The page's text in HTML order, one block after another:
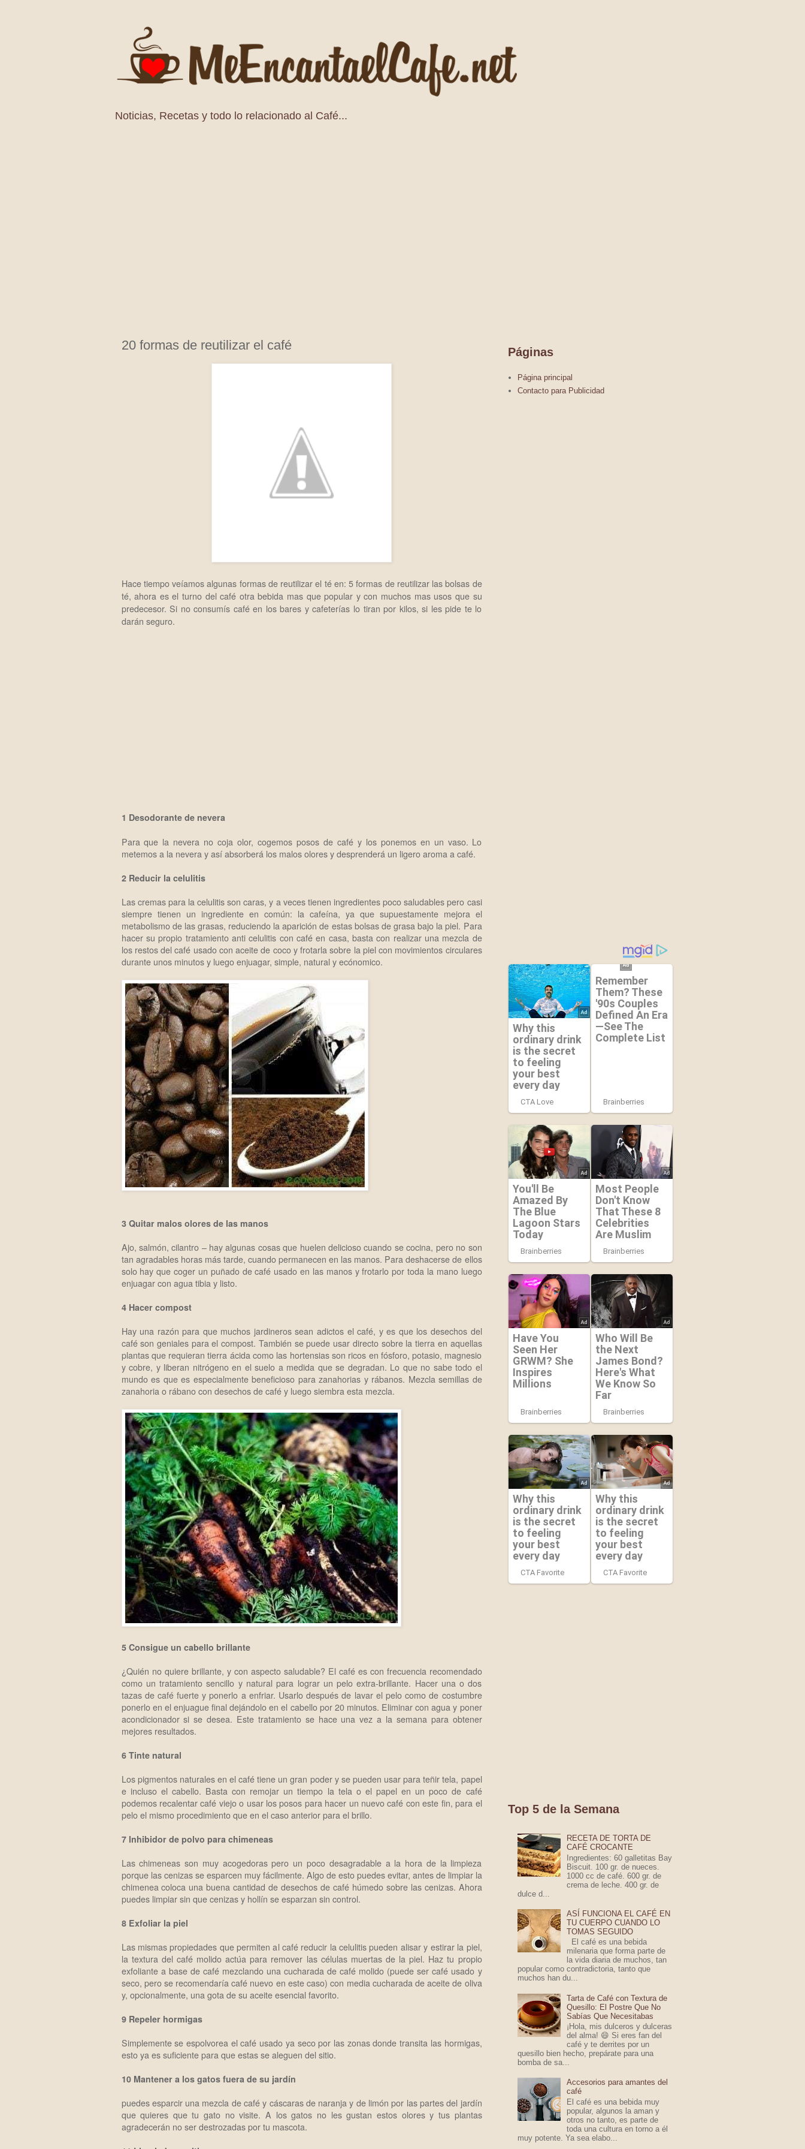
Noticias, Recetas y todo lo relacionado al Café...
20 formas de reutilizar el café
Hace tiempo veíamos algunas formas de reutilizar el té en: 5 formas de reutilizar las bolsas de
té, ahora es el turno del café otra bebida mas que popular y con muchos mas usos que su
predecesor. Si no consumís café en los bares y cafeterías lo tiran por kilos, si les pide te lo
darán seguro.
1 Desodorante de nevera
Para que la nevera no coja olor, cogemos posos de café y los ponemos en un vaso. Lo
metemos a la nevera y así absorberá los malos olores y desprenderá un ligero aroma a café.
2 Reducir la celulitis
Las cremas para la celulitis son caras, y a veces tienen ingredientes poco saludables pero casi
siempre tienen un ingrediente en común: la cafeína, ya que supuestamente mejora el
metabolismo de las grasas, reduciendo la aparición de estas bolsas de grasa bajo la piel. Para
hacer su propio tratamiento anti celulitis con café en casa, basta con realizar una mezcla de
los restos del café usado con aceite de coco y frotarla sobre la piel con movimientos circulares
durante unos minutos y luego enjuagar, simple, natural y ecónomico.
3 Quitar malos olores de las manos
Ajo, salmón, cilantro – hay algunas cosas que huelen delicioso cuando se cocina, pero no son
tan agradables horas más tarde, cuando permanecen en las manos. Para deshacerse de ellos
solo hay que coger un puñado de café usado en las manos y frotarlo por toda la mano luego
enjuagar con agua tibia y listo.
4 Hacer compost
Hay una razón para que muchos jardineros sean adictos el café, y es que los desechos del
café son geniales para el compost. También se puede usar directo sobre la tierra en aquellas
plantas que requieran tierra ácida como las hortensias son ricos en fósforo, potasio, magnesio
y cobre, y liberan nitrógeno en el suelo a medida que se degradan. Lo que no sabe todo el
mundo es que es especialmente beneficioso para zanahorias y rábanos. Mezcla semillas de
zanahoria o rábano con desechos de café y luego siembra esta mezcla.
5 Consigue un cabello brillante
¿Quién no quiere brillante, y con aspecto saludable? El café es con frecuencia recomendado
como un tratamiento sencillo y natural para lograr un pelo extra-brillante. Hacer una o dos
tazas de café fuerte y ponerlo a enfriar. Usarlo después de lavar el pelo como de costumbre
ponerlo en el enjuague final dejándolo en el cabello por 20 minutos. Eliminar con agua y poner
acondicionador si se desea. Este tratamiento se hace una vez a la semana para obtener
mejores resultados.
6 Tinte natural
Los pigmentos naturales en el café tiene un gran poder y se pueden usar para teñir tela, papel
e incluso el cabello. Basta con remojar un tiempo la tela o el papel en un poco de café
podemos recalentar café viejo o usar los posos para hacer un nuevo café con este fin, para el
pelo el mismo procedimiento que en el caso anterior para el brillo.
7 Inhibidor de polvo para chimeneas
Las chimeneas son muy acogedoras pero un poco desagradable a la hora de la limpieza
porque las cenizas se esparcen muy fácilmente. Algo de esto puedes evitar, antes de limpiar la
chimenea coloca una buena cantidad de desechos de café húmedo sobre las cenizas. Ahora
puedes limpiar sin que cenizas y hollín se esparzan sin control.
8 Exfoliar la piel
Las mismas propiedades que permiten al café reducir la celulitis pueden alisar y estirar la piel,
la textura del café molido actúa para remover las células muertas de la piel. Haz tu propio
exfoliante a base de café mezclando una cucharada de café molido (puede ser café usado y
seco, pero se recomendaría café nuevo en este caso) con media cucharada de aceite de oliva
y, opcionalmente, una gota de su aceite esencial favorito.
9 Repeler hormigas
Simplemente se espolvorea el café usado ya seco por las zonas donde transita las hormigas,
esto ya es suficiente para que estas se aleguen del sitio.
10 Mantener a los gatos fuera de su jardín
puedes esparcir una mezcla de café y cáscaras de naranja y de limón por las partes del jardín
que quieres que tu gato no visite. A los gatos no les gustan estos olores y tus plantas
agradecerán no ser destrozadas por tu mascota.
Páginas
Página principal
Contacto para Publicidad
Top 5 de la Semana
RECETA DE TORTA DE
CAFÉ CROCANTE
Ingredientes: 60 galletitas Bay
Biscuit. 100 gr. de nueces.
1000 cc de café. 600 gr. de
crema de leche. 400 gr. de
dulce d...
ASÍ FUNCIONA EL CAFÉ EN
TU CUERPO CUANDO LO
TOMAS SEGUIDO
El café es una bebida
milenaria que forma parte de
la vida diaria de muchos, tan
popular como contradictoria, tanto que
muchos han du...
Tarta de Café con Textura de
Quesillo: El Postre Que No
Sabías Que Necesitabas
¡Hola, mis dulceros y dulceras
del alma! 😄 Si eres fan del
café y te derrites por un
quesillo bien hecho, prepárate para una
bomba de sa...
Accesorios para amantes del
café
El café es una bebida muy
popular, algunos la aman y
otros no tanto, es parte de
toda una cultura en torno a él
muy potente. Ya sea elabo...